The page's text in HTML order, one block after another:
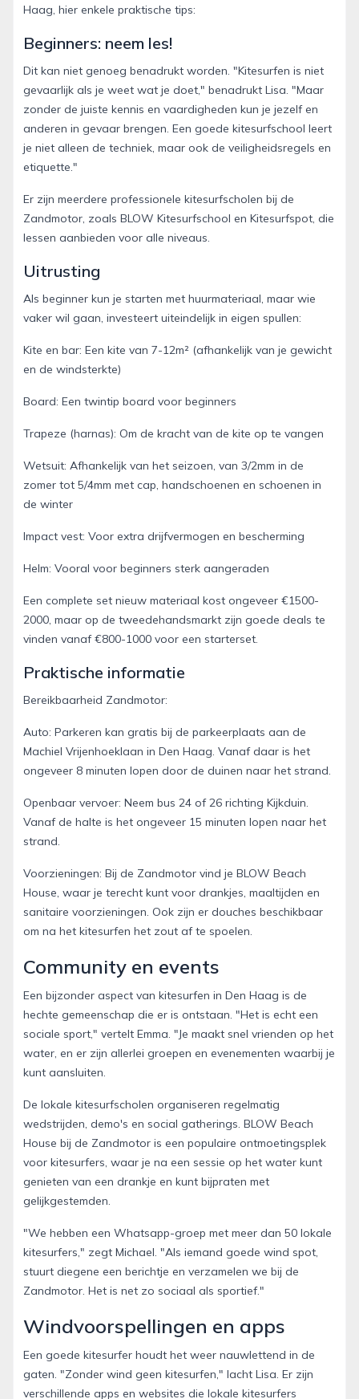
Haag, hier enkele praktische tips:
Beginners: neem les!
Dit kan niet genoeg benadrukt worden. "Kitesurfen is niet
gevaarlijk als je weet wat je doet," benadrukt Lisa. "Maar
zonder de juiste kennis en vaardigheden kun je jezelf en
anderen in gevaar brengen. Een goede kitesurfschool leert
je niet alleen de techniek, maar ook de veiligheidsregels en
etiquette."
Er zijn meerdere professionele kitesurfscholen bij de
Zandmotor, zoals BLOW Kitesurfschool en Kitesurfspot, die
lessen aanbieden voor alle niveaus.
Uitrusting
Als beginner kun je starten met huurmateriaal, maar wie
vaker wil gaan, investeert uiteindelijk in eigen spullen:
Kite en bar: Een kite van 7-12m² (afhankelijk van je gewicht
en de windsterkte)
Board: Een twintip board voor beginners
Trapeze (harnas): Om de kracht van de kite op te vangen
Wetsuit: Afhankelijk van het seizoen, van 3/2mm in de
zomer tot 5/4mm met cap, handschoenen en schoenen in
de winter
Impact vest: Voor extra drijfvermogen en bescherming
Helm: Vooral voor beginners sterk aangeraden
Een complete set nieuw materiaal kost ongeveer €1500-
2000, maar op de tweedehandsmarkt zijn goede deals te
vinden vanaf €800-1000 voor een starterset.
Praktische informatie
Bereikbaarheid Zandmotor:
Auto: Parkeren kan gratis bij de parkeerplaats aan de
Machiel Vrijenhoeklaan in Den Haag. Vanaf daar is het
ongeveer 8 minuten lopen door de duinen naar het strand.
Openbaar vervoer: Neem bus 24 of 26 richting Kijkduin.
Vanaf de halte is het ongeveer 15 minuten lopen naar het
strand.
Voorzieningen: Bij de Zandmotor vind je BLOW Beach
House, waar je terecht kunt voor drankjes, maaltijden en
sanitaire voorzieningen. Ook zijn er douches beschikbaar
om na het kitesurfen het zout af te spoelen.
Community en events
Een bijzonder aspect van kitesurfen in Den Haag is de
hechte gemeenschap die er is ontstaan. "Het is echt een
sociale sport," vertelt Emma. "Je maakt snel vrienden op het
water, en er zijn allerlei groepen en evenementen waarbij je
kunt aansluiten.
De lokale kitesurfscholen organiseren regelmatig
wedstrijden, demo's en social gatherings. BLOW Beach
House bij de Zandmotor is een populaire ontmoetingsplek
voor kitesurfers, waar je na een sessie op het water kunt
genieten van een drankje en kunt bijpraten met
gelijkgestemden.
"We hebben een Whatsapp-groep met meer dan 50 lokale
kitesurfers," zegt Michael. "Als iemand goede wind spot,
stuurt diegene een berichtje en verzamelen we bij de
Zandmotor. Het is net zo sociaal als sportief."
Windvoorspellingen en apps
Een goede kitesurfer houdt het weer nauwlettend in de
gaten. "Zonder wind geen kitesurfen," lacht Lisa. Er zijn
verschillende apps en websites die lokale kitesurfers